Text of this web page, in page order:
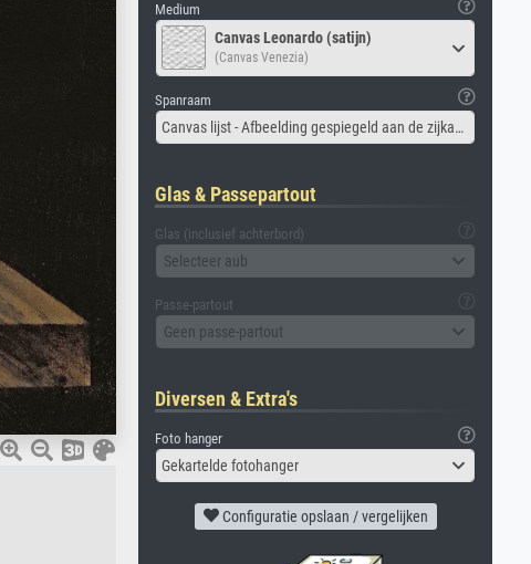
Medium
Canvas Leonardo (satijn)
(Canvas Venezia)
Spanraam
Canvas lijst - Afbeelding gespiegeld aan de zijkant
Glas & Passepartout
Glas (inclusief achterbord)
Selecteer aub
Passe-partout
Geen passe-partout
Diversen & Extra's
Foto hanger
Gekartelde fotohanger
Configuratie opslaan / vergelijken